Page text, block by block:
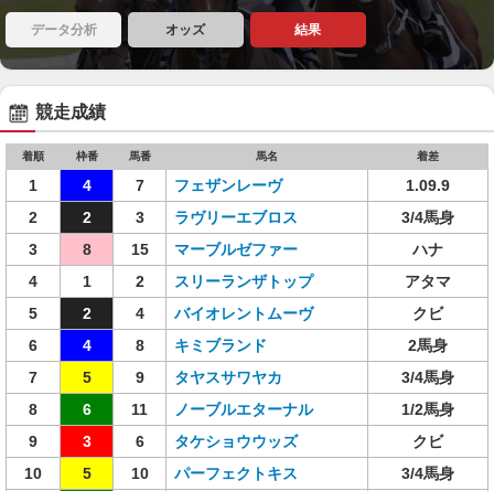
データ分析 オッズ 結果
競走成績
着順 枠番 馬番 馬名 着差
1 4 7 フェザンレーヴ
1.09.9
2
2 3 ラヴリーエブロス
3/4馬身
3
8 15 マーブルゼファー
ハナ
4
1 2 スリーランザトップ
アタマ
5
2 4 バイオレントムーヴ
クビ
6
4 8 キミブランド
2馬身
7
5 9 タヤスサワヤカ
3/4馬身
8
6 11 ノーブルエターナル
1/2馬身
9
3 6 タケショウウッズ
クビ
10
5 10 パーフェクトキス
3/4馬身